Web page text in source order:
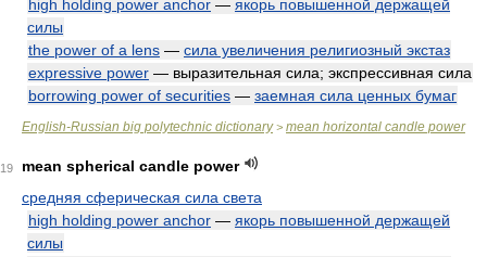
high holding power anchor — якорь повышенной держащей
силы
the power of a lens — сила увеличения религиозный экстаз
expressive power — выразительная сила; экспрессивная сила
borrowing power of securities — заемная сила ценных бумаг
English-Russian big polytechnic dictionary> mean horizontal candle power
19
mean spherical candle power
средняя сферическая сила света
high holding power anchor — якорь повышенной держащей
силы